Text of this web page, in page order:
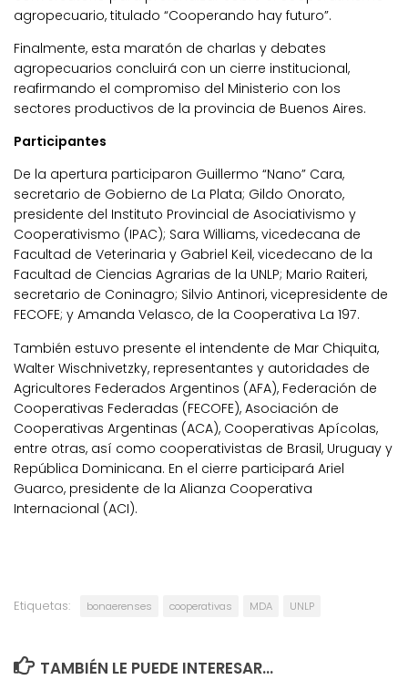
agropecuario, titulado “Cooperando hay futuro”.
Finalmente, esta maratón de charlas y debates
agropecuarios concluirá con un cierre institucional,
reafirmando el compromiso del Ministerio con los
sectores productivos de la provincia de Buenos Aires.
Participantes
De la apertura participaron Guillermo “Nano” Cara,
secretario de Gobierno de La Plata; Gildo Onorato,
presidente del Instituto Provincial de Asociativismo y
Cooperativismo (IPAC); Sara Williams, vicedecana de
Facultad de Veterinaria y Gabriel Keil, vicedecano de la
Facultad de Ciencias Agrarias de la UNLP; Mario Raiteri,
secretario de Coninagro; Silvio Antinori, vicepresidente de
FECOFE; y Amanda Velasco, de la Cooperativa La 197.
También estuvo presente el intendente de Mar Chiquita,
Walter Wischnivetzky, representantes y autoridades de
Agricultores Federados Argentinos (AFA), Federación de
Cooperativas Federadas (FECOFE), Asociación de
Cooperativas Argentinas (ACA), Cooperativas Apícolas,
entre otras, así como cooperativistas de Brasil, Uruguay y
República Dominicana. En el cierre participará Ariel
Guarco, presidente de la Alianza Cooperativa
Internacional (ACI).
Etiquetas: bonaerenses cooperativas MDA UNLP
TAMBIÉN LE PUEDE INTERESAR...